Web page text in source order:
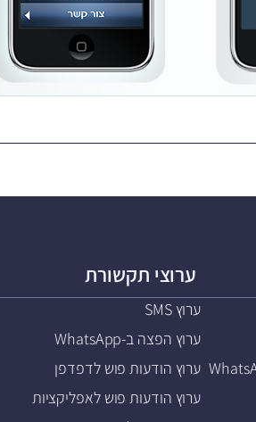
ערוצי תקשורת
ערוץ SMS
ערוץ הפצה ב-WhatsApp
ערוץ הודעות פוש לדפדפן
ערוץ הודעות פוש לאפליקציות